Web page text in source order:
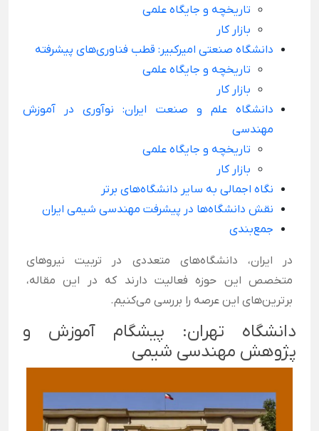
تاریخچه و جایگاه علمی
بازار کار
دانشگاه صنعتی امیرکبیر: قطب فناوری‌های پیشرفته
تاریخچه و جایگاه علمی
بازار کار
دانشگاه علم و صنعت ایران: نوآوری در آموزش
مهندسی
تاریخچه و جایگاه علمی
بازار کار
نگاه اجمالی به سایر دانشگاه‌های برتر
نقش دانشگاه‌ها در پیشرفت مهندسی شیمی ایران
جمع‌بندی
در ایران، دانشگاه‌های متعددی در تربیت نیروهای
متخصص این حوزه فعالیت دارند که در این مقاله،
برترین‌های این عرصه را بررسی می‌کنیم.
دانشگاه تهران: پیشگام آموزش و
پژوهش مهندسی شیمی